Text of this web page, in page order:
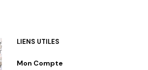
LIENS UTILES
Mon Compte